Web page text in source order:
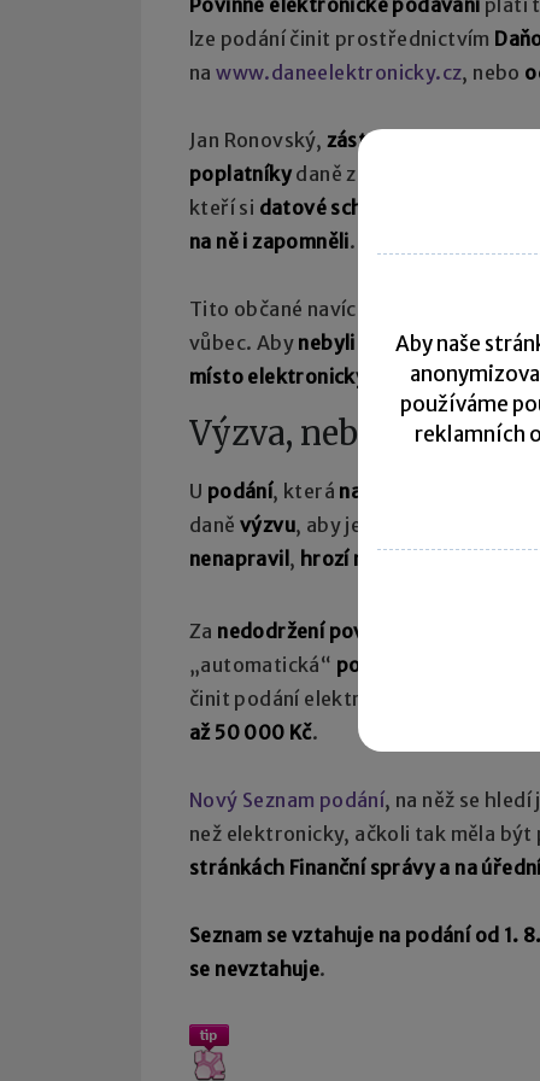
lze podání činit prostřednictvím
nawww.daneelektronicky.cz, nebo
Jan Ronovský, zástupce generálního
poplatníkydaně z příjmů fyzických
kteří si datové schránky zřídili kdysi
na ně i zapomněli.
Tito občané navíc
vůbec. Aby nebyli hned trestaníza
místo elektronicky
, vyjmou se tato
Výzva, nebo pokuta?
U podání, která na Seznamu nejsou
daně výzvu, aby je podal
nenapravil, hrozí mu pokutaza
Za nedodržení povinné elektronické
„automatická“ pokuta ve výši 2 000
činit podání elektronicky a
závažně
až 50 000 Kč.
Nový Seznam podání, na něž se hledí
než elektronicky, ačkoli tak měla být
stránkách Finanční správy a na
Seznam se vztahuje na podání od 1.
se nevztahuje.
Aby naše
používáme
reklamních